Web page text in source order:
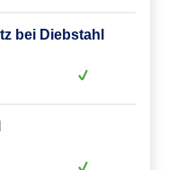
bei Diebstahl